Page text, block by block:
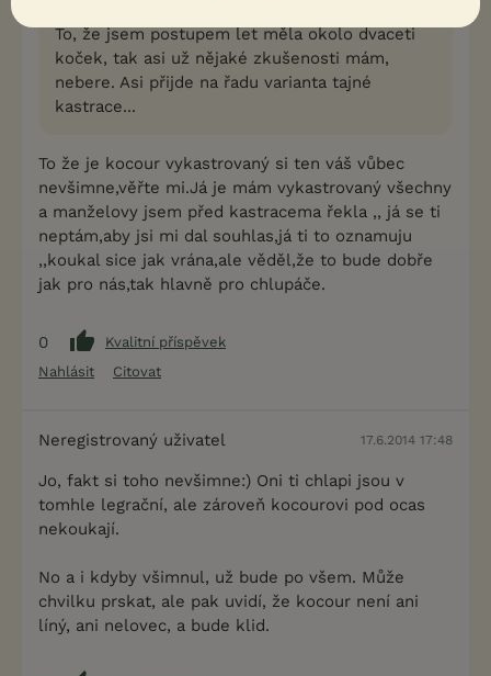
To, že jsem postupem let měla okolo dvaceti
koček, tak asi už nějaké zkušenosti mám,
nebere. Asi přijde na řadu varianta tajné
kastrace...
To že je kocour vykastrovaný si ten váš vůbec
nevšimne,věřte mi.Já je mám vykastrovaný všechny
a manželovy jsem před kastracema řekla ,, já se ti
neptám,aby jsi mi dal souhlas,já ti to oznamuju
,,koukal sice jak vrána,ale věděl,že to bude dobře
jak pro nás,tak hlavně pro chlupáče.
0
Kvalitní příspěvek
Nahlásit
Citovat
Neregistrovaný uživatel 17.6.2014 17:48
Jo, fakt si toho nevšimne:) Oni ti chlapi jsou v
tomhle legrační, ale zároveň kocourovi pod ocas
nekoukají.
No a i kdyby všimnul, už bude po všem. Může
chvilku prskat, ale pak uvidí, že kocour není ani
líný, ani nelovec, a bude klid.